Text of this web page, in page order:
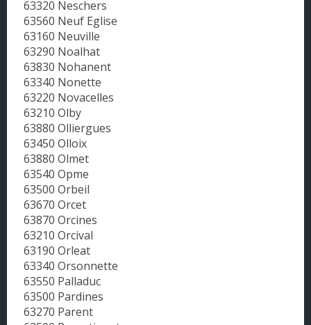
63320 Neschers
63560 Neuf Eglise
63160 Neuville
63290 Noalhat
63830 Nohanent
63340 Nonette
63220 Novacelles
63210 Olby
63880 Olliergues
63450 Olloix
63880 Olmet
63540 Opme
63500 Orbeil
63670 Orcet
63870 Orcines
63210 Orcival
63190 Orleat
63340 Orsonnette
63550 Palladuc
63500 Pardines
63270 Parent